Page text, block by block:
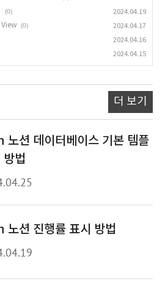
(0)
2024.04.19
View
(0)
2024.04.17
2024.04.16
2024.04.15
더 보기
션 데이터베이스 기본 템플
방법
션 진행률 표시 방법